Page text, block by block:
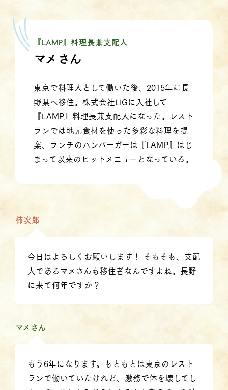
『LAMP』料理長兼支配人
マメさん
東京で料理人として働いた後、2015年に長
野県へ移住。株式会社LIGに入社して
『LAMP』料理長兼支配人になった。レスト
ランでは地元食材を使った多彩な料理を提
案、ランチのハンバーガーは『LAMP』はじ
まって以来のヒットメニューとなっている。
柿次郎
今日はよろしくお願いします！ そもそも、支配
人であるマメさんも移住者なんですよね。長野
に来て何年ですか？
マメさん
もう6年になります。もともとは東京のレスト
ランで働いていたけれど、激務で体を壊してし